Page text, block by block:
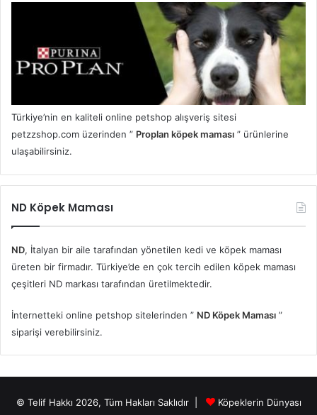
Türkiye’nin en kaliteli online petshop alışveriş sitesi
petzzshop.com üzerinden ” Proplan köpek maması ” ürünlerine
ulaşabilirsiniz.
ND Köpek Maması
ND, İtalyan bir aile tarafından yönetilen kedi ve köpek maması
üreten bir firmadır. Türkiye’de en çok tercih edilen köpek maması
çeşitleri ND markası tarafından üretilmektedir.
İnternetteki online petshop sitelerinden ” ND Köpek Maması ”
siparişi verebilirsiniz.
© Telif Hakkı 2026, Tüm Hakları Saklıdır | Köpeklerin Dünyası